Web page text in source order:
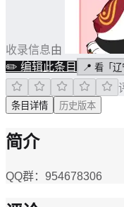
收录信息由
✏️ 编辑此条目 📍 看「辽
条目详情 历史版本
简介
QQ群：954678306